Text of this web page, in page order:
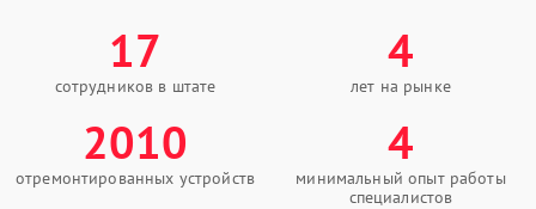
17
сотрудников в штате
4
лет на рынке
2010
отремонтированных устройств
4
минимальный опыт работы
специалистов